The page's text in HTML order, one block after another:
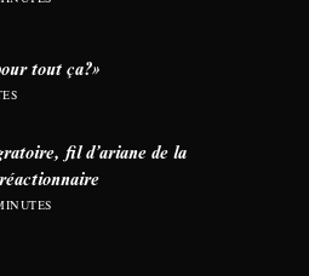
tout ça?»
fil d’ariane de la